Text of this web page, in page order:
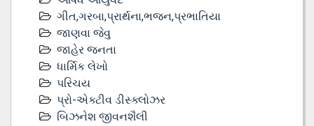
ગીત,ગરબા,પ્રાર્થના,ભજન,પ્રભાતિયા
જાણવા જેવુ
જાહેર જનતા
ધાર્મિક લેખો
પરિચય
પ્રો-એક્ટીવ ડીસ્‍ક્લોઝર
બિઝનેશ જીવનશૈલી